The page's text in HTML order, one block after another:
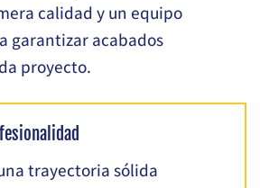
calidad y un equipo
garantizar acabados
proyecto.
trayectoria sólida